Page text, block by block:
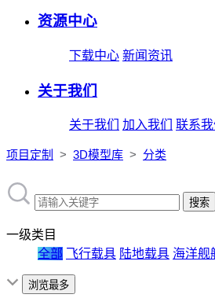
资源中心
下载中心 新闻资讯
关于我们
关于我们 加入我们 联系我
项目定制 > 3D模型库 > 分类
搜索
一级类目
全部 飞行载具 陆地载具 海洋舰